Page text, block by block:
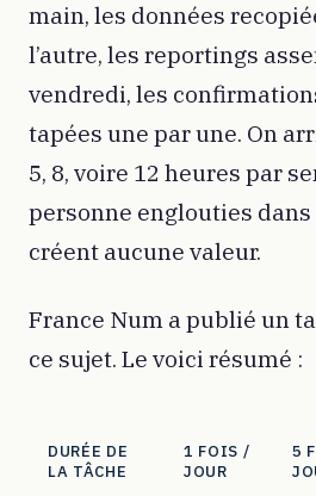
main, les données
l’autre, les reportings
vendredi, les
tapées une par une. On
5, 8, voire 12 heures par
personne englouties
créent aucune valeur.
France Num a publié un
ce sujet. Le voici résumé :
DURÉE DE
LA TÂCHE
1 FOIS /
JOUR
5